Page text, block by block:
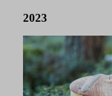
2023